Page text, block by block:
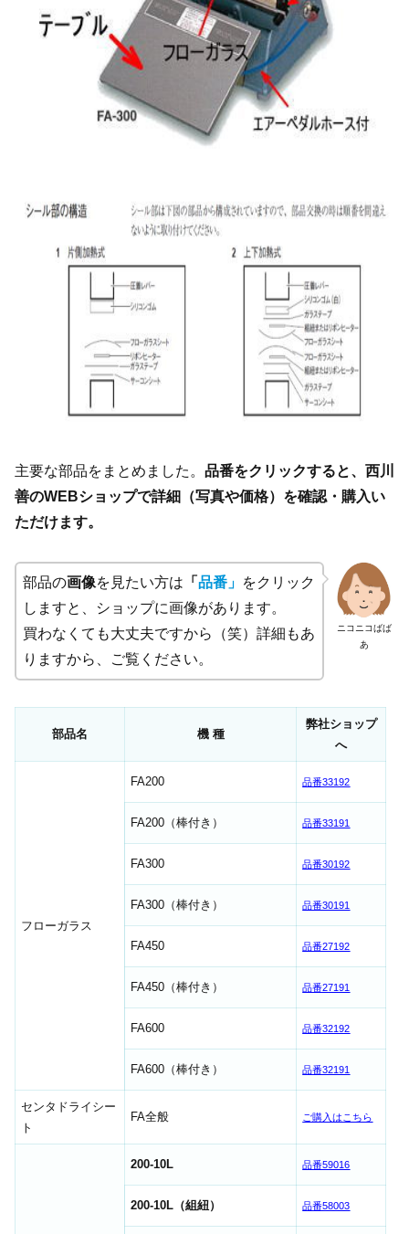
主要な部品をまとめました。 品番をクリックすると、西川
善のWEBショップで詳細（写真や価格）を確認・購入い
ただけます。
ニコニコばば
あ
部品の画像を見たい方は 「 品番」 をクリック
しますと、ショップに画像があります。
買わなくても大丈夫ですから（笑）詳細もあ
りますから、ご覧ください。
部品名 機 種
弊社ショップ
へ
フローガラス
FA200 品番33192
FA200（棒付き） 品番33191
FA300 品番30192
FA300（棒付き） 品番30191
FA450 品番27192
FA450（棒付き） 品番27191
FA600 品番32192
FA600（棒付き） 品番32191
センタドライシー
ト
FA全般 ご購入はこちら
200-10L 品番59016
200-10L（組紐） 品番58003